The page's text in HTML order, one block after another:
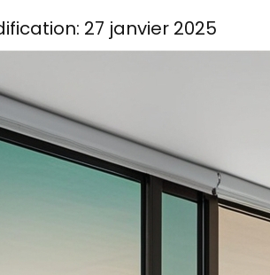
27 janvier 2025